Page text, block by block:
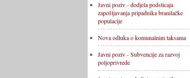
Javni poziv - dodjela podsticaja
zapošljavanja pripadnika branilačke
populacije
Nova odluka o komunalnim taksama
Javni poziv - Subvencije za razvoj
poljoprivrede